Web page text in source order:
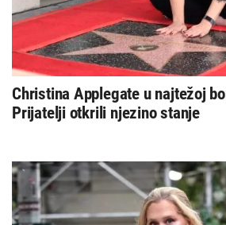
Christina Applegate u najtežoj
Prijatelji otkrili njezino stanje